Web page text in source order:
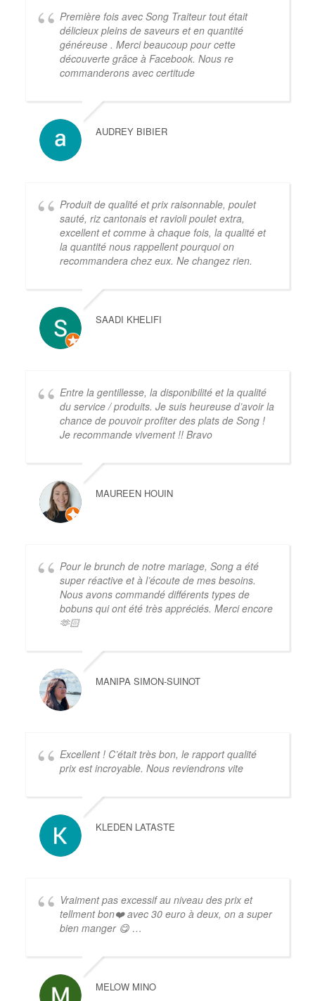
Première fois avec Song Traiteur tout était
délicieux pleins de saveurs et en quantité
généreuse . Merci beaucoup pour cette
découverte grâce à Facebook. Nous re
commanderons avec certitude
AUDREY BIBIER
Produit de qualité et prix raisonnable, poulet
sauté, riz cantonais et ravioli poulet extra,
excellent et comme à chaque fois, la qualité et
la quantité nous rappellent pourquoi on
recommandera chez eux. Ne changez rien.
SAADI KHELIFI
Entre la gentillesse, la disponibilité et la qualité
du service / produits. Je suis heureuse d’avoir la
chance de pouvoir profiter des plats de Song !
Je recommande vivement !! Bravo
MAUREEN HOUIN
Pour le brunch de notre mariage, Song a été
super réactive et à l’écoute de mes besoins.
Nous avons commandé différents types de
bobuns qui ont été très appréciés. Merci encore
🫶🏻
MANIPA SIMON-SUINOT
Excellent ! C’était très bon, le rapport qualité
prix est incroyable. Nous reviendrons vite
KLEDEN LATASTE
Vraiment pas excessif au niveau des prix et
tellment bon❤️ avec 30 euro à deux, on a super
bien manger 😋 …
MELOW MINO